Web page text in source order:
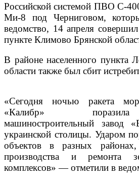
Российской системой ПВО С-
Ми-8 под Черниговом,
ведомство, 14 апреля совершил
пункте Климово Брянской
В районе населенного пункта
области также был сбит
«Сегодня ночью ракета
«Калибр»
машиностроительный завод
украинской столицы. Ударом
объектов в разных
производства и ремонта
комплексов» — отметили в